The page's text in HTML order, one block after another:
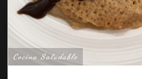
Cocina Saludable